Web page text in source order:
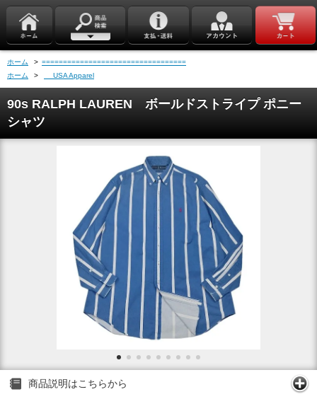
ホーム > ==================================
ホーム
> USA Apparel
90s RALPH LAUREN ボールドストライプ ポニー
シャツ
商品説明はこちらから